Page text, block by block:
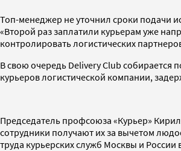
Топ-менеджер не уточнил сроки подачи
«Второй раз заплатили курьерам уже
контролировать логистических
В свою очередь Delivery Club собирается
курьеров логистической компании,
Председатель профсоюза «Курьер»
сотрудники получают их за вычетом
труда курьерских служб Москвы и